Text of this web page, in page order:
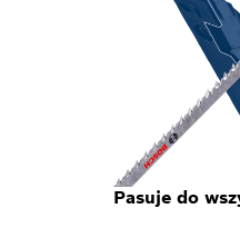
Pasuje do